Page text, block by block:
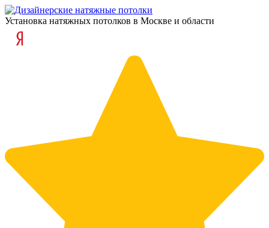
Установка натяжных потолков в Москве и области